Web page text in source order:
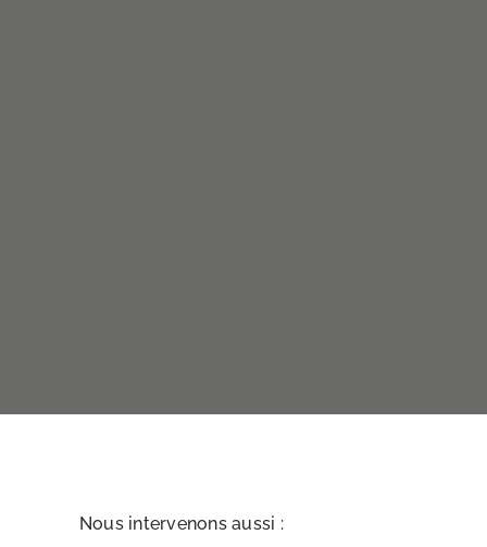
Nous intervenons aussi :